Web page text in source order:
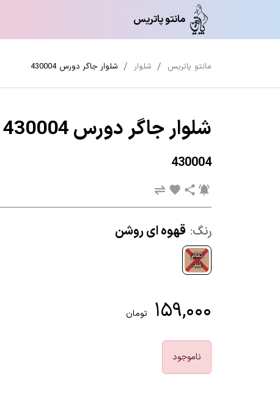
مانتو پاتریس
مانتو پاتریس شلوار شلوار جاگر دورس 430004
شلوار جاگر دورس 430004
430004
رنگ: قهوه ای روشن
تمام
شد
۱۵۹,۰۰۰ تومان
ناموجود